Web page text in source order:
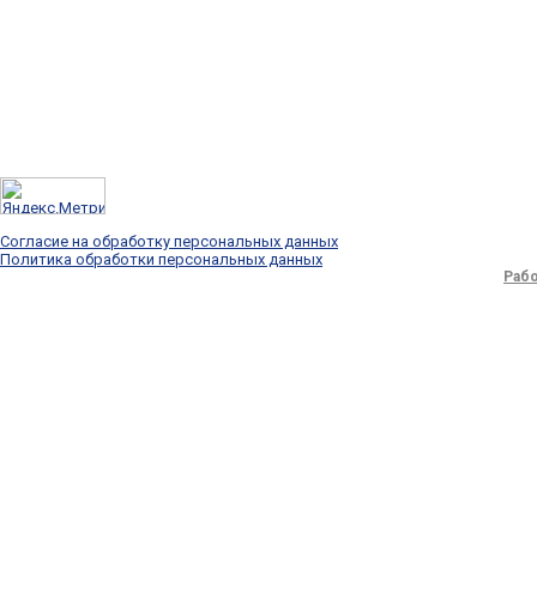
Согласие на обработку персональных данных
Политика обработки персональных данных